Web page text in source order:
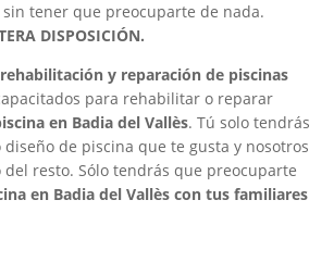
sin tener que preocuparte de nada.
DISPOSICIÓN.
y reparación de piscinas
para rehabilitar o reparar
en Badia del Vallès. Tú solo tendrás
de piscina que te gusta y nosotros
del resto. Sólo tendrás que preocuparte
en Badia del Vallès con tus familiares